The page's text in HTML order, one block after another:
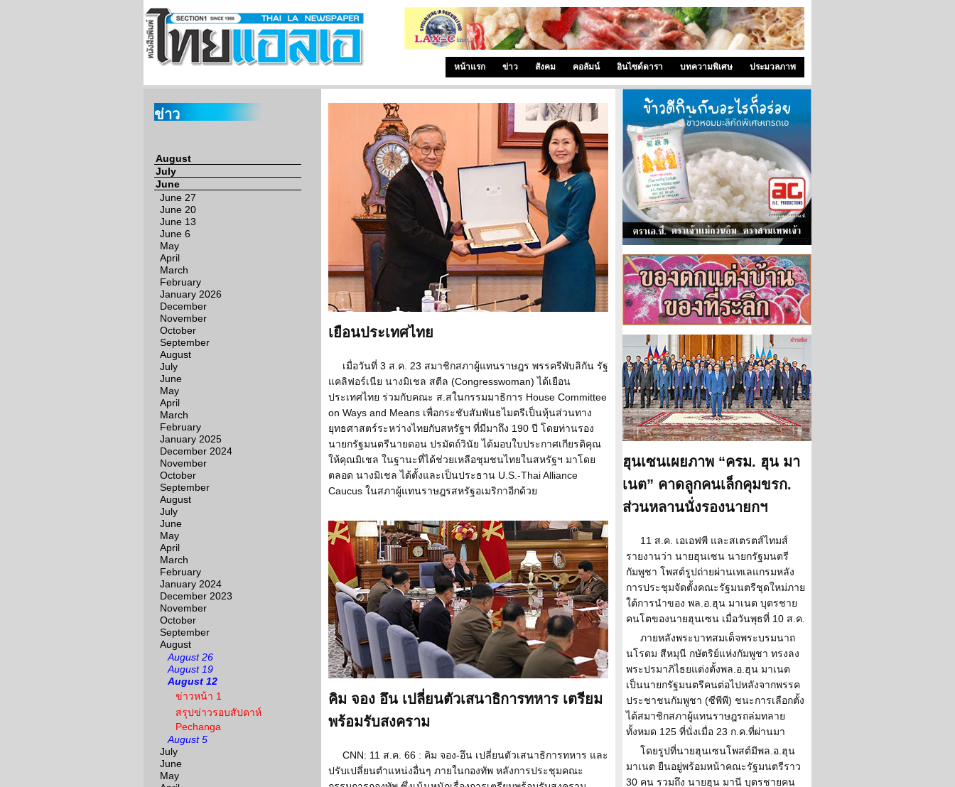
หน้าแรก ข่าว สังคม คอลัมน์ อินไซด์ดารา บทความพิเศษ ประมวลภาพ
ข่าว
August
July
June
June 27
June 20
June 13
June 6
May
April
March
February
January 2026
December
November
October
September
August
July
June
May
April
March
February
January 2025
December 2024
November
October
September
August
July
June
May
April
March
February
January 2024
December 2023
November
October
September
August
August 26
August 19
August 12
ข่าวหน้า 1
สรุปข่าวรอบสัปดาห์
Pechanga
August 5
July
June
May
เยือนประเทศไทย
เมื่อวันที่ 3 ส.ค. 23 สมาชิกสภาผู้แทนราษฎร พรรครีพับลิกัน รัฐ
แคลิฟอร์เนีย นางมิเชล สตีล (Congresswoman) ได้เยือน
ประเทศไทย ร่วมกับคณะ ส.สในกรรมมาธิการ House Committee
on Ways and Means เพื่อกระชับสัมพันธไมตรีเป็นหุ้นส่วนทาง
ยุทธศาสตร์ระหว่างไทยกับสหรัฐฯ ที่มีมาถึง 190 ปี โดยท่านรอง
นายกรัฐมนตรีนายดอน ปรมัตถ์วินัย ได้มอบใบประกาศเกียรติคุณ
ให้คุณมิเชล ในฐานะที่ได้ช่วยเหลือชุมชนไทยในสหรัฐฯ มาโดย
ตลอด นางมิเชล ได้ตั้งและเป็นประธาน U.S.-Thai Alliance
Caucus ในสภาผู้แทนราษฎรสหรัฐอเมริกาอีกด้วย
คิม จอง อึน เปลี่ยนตัวเสนาธิการทหาร เตรียม
พร้อมรับสงคราม
CNN: 11 ส.ค. 66 : คิม จอง-อึน เปลี่ยนตัวเสนาธิการทหาร และ
ปรับเปลี่ยนตำแหน่งอื่นๆ ภายในกองทัพ หลังการประชุมคณะ
ฮุนเซนเผยภาพ “ครม. ฮุน มา
เนต” คาดลูกคนเล็กคุมขรก.
ส่วนหลานนั่งรองนายกฯ
11 ส.ค. เอเอฟพี และสเตรตส์ไทมส์
รายงานว่า นายฮุนเซน นายกรัฐมนตรี
กัมพูชา โพสต์รูปถ่ายผ่านเทเลแกรมหลัง
การประชุมจัดตั้งคณะรัฐมนตรีชุดใหม่ภาย
ใต้การนำของ พล.อ.ฮุน มาเนต บุตรชาย
คนโตของนายฮุนเซน เมื่อวันพุธที่ 10 ส.ค.
ภายหลังพระบาทสมเด็จพระบรมนาถ
นโรดม สีหมุนี กษัตริย์แห่งกัมพูชา ทรงลง
พระปรมาภิไธยแต่งตั้งพล.อ.ฮุน มาเนต
เป็นนายกรัฐมนตรีคนต่อไปหลังจากพรรค
ประชาชนกัมพูชา (ซีพีพี) ชนะการเลือกตั้ง
ได้สมาชิกสภาผู้แทนราษฎรถล่มทลาย
ทั้งหมด 125 ที่นั่งเมื่อ 23 ก.ค.ที่ผ่านมา
โดยรูปที่นายฮุนเซนโพสต์มีพล.อ.ฮุน
มาเนต ยืนอยู่พร้อมหน้าคณะรัฐมนตรีราว
30 คน รวมถึง นายฮุน มานี บุตรชายคน